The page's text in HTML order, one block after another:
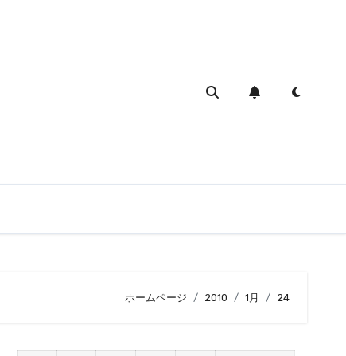
ホームページ 2010 1月 24